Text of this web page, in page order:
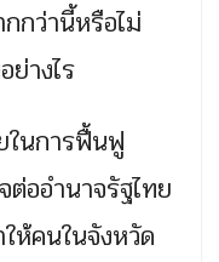
กว่านี้หรือไม่
างไร
ในการฟื้นฟู
ต่ออำนาจรัฐไทย
ห้คนในจังหวัด